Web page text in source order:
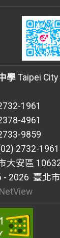
學Taipei City
1961
4961
9859
2732-
大安區
- 2026 臺北
NetView